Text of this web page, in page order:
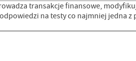
transakcje finansowe,
na testy co najmniej jedna